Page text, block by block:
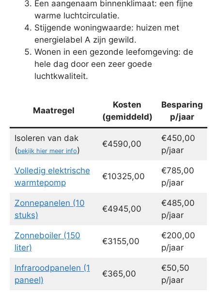
Een aangenaam binnenklimaat: een fijne
warme luchtcirculatie.
Stijgende woningwaarde: huizen met
energielabel A zijn gewild.
Wonen in een gezonde leefomgeving: de
hele dag door een zeer goede
luchtkwaliteit.
Maatregel
Kosten
(gemiddeld)
Besparing
p/jaar
Isoleren van dak
(bekijk hier meer info)
€4590,00
€450,00
p/jaar
Volledig elektrische
warmtepomp
€10325,00
€785,00
p/jaar
Zonnepanelen (10
stuks)
€4945,00
€485,00
p/jaar
Zonneboiler (150
liter)
€3155,00
€200,00
p/jaar
Infraroodpanelen (1
paneel)
€365,00
€50,50
p/jaar